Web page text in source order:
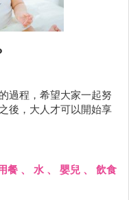
過程，希望大家一起努
後，大人才可以開始享
餐 、 水 、 嬰兒 、 飲食